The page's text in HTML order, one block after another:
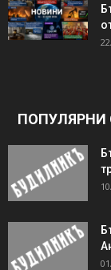
ПОПУЛЯРНИ